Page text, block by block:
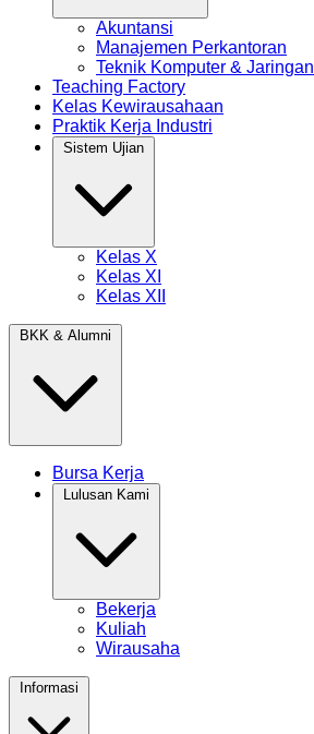
Akuntansi
Manajemen Perkantoran
Teknik Komputer & Jaringan
Teaching Factory
Kelas Kewirausahaan
Praktik Kerja Industri
Kelas X
Kelas XI
Kelas XII
Bursa Kerja
Bekerja
Kuliah
Wirausaha